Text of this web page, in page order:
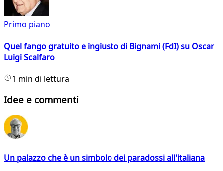
Primo piano
Quel fango gratuito e ingiusto di Bignami (FdI) su Oscar
Luigi Scalfaro
1 min di lettura
Idee e commenti
Un palazzo che è un simbolo dei paradossi all'italiana